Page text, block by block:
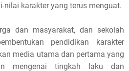
nilai karakter yang terus menguat.
dan masyarakat, dan sekolah
pendidikan karakter
media utama dan pertama yang
mengenai tingkah laku dan